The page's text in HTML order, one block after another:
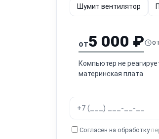
Шумит вентилятор
от5 000 ₽
Компьютер не
материнская плата
Согласен на обработку